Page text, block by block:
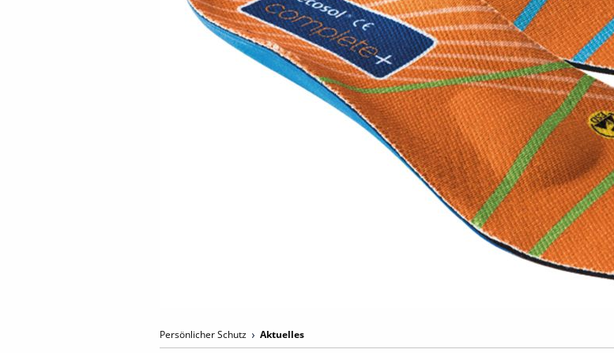
Persönlicher Schutz Aktuelles